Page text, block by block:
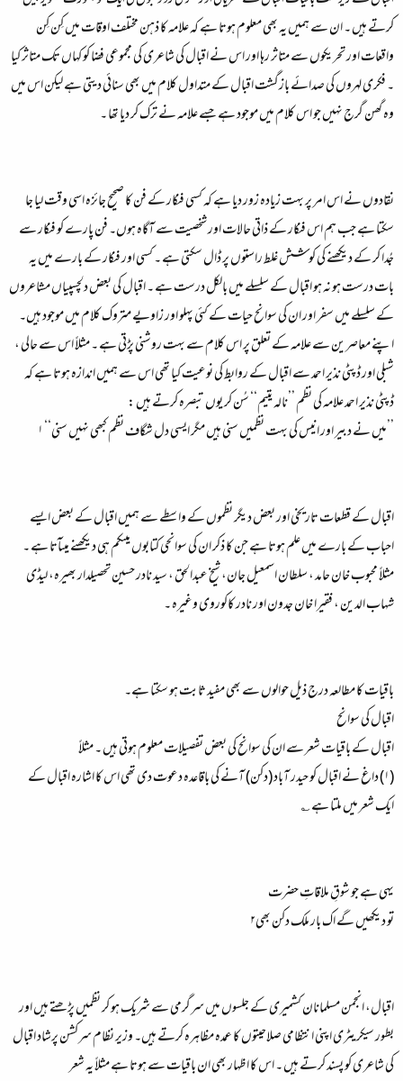
کرتے ہیں ۔ ان سے ہمیں یہ بھی معلوم ہوتا ہے کہ علامہ کا ذہن مختلف اوقات میں کِن کِن
واقعات اور تحریکوں سے متاثر رہا اور اس نے اقبال کی شاعری کی مجموعی فضا کو کہاں تک متاثر کیا
۔ فکری لہروں کی صدائے بازگشت اقبال کے متداول کلام میں بھی سنائی دیتی ہے لیکن اس میں
وہ گھن گرج نہیں جو اس کلام میں موجود ہے جسے علامہ نے ترک کر دیا تھا ۔
نقادوں نے اس امر پر بہت زیادہ زور دیا ہے کہ کسی فنکار کے فن کا صحیح جائزہ اسی وقت لیا جا
سکتا ہے جب ہم اس فنکار کے ذاتی حالات اور شخصیت سے آگاہ ہوں۔ فن پارے کو فنکار سے
جُدا کر کے دیکھنے کی کوشش غلط راستوں پر ڈال سکتی ہے ۔ کسی اور فنکار کے بارے میں یہ
بات درست ہو نہ ہو اقبال کے سلسلے میں بالکل درست ہے ۔ اقبال کی بعض دلچسپیاں مشاعروں
کے سلسلے میں سفر اور ان کی سوانح حیات کے کئی پہلو اور زاویے متروک کلام میں موجود ہیں۔
اپنے معاصرین سے علامہ کے تعلق پر اس کلام سے بہت روشنی پڑتی ہے ۔ مثلاً اس سے حالی ،
شبلی اور ڈپٹی نذیر احمد سے اقبال کے روابط کی نوعیت کیا تھی اس سے ہمیں اندازہ ہوتا ہے کہ
ڈپٹی نذیر احمد علامہ کی نظم ’’نالہ یتیم‘‘ سُن کر یوں تبصرہ کرتے ہیں :
’’میں نے دبیر اور انیس کی بہت نظمیں سنی ہیں مگر ایسی دل شگاف نظم کبھی نہیں سنی‘‘ ۱
اقبال کے قطعات تاریخی اور بعض دیگر نظموں کے واسطے سے ہمیں اقبال کے بعض ایسے
احباب کے بارے میں علم ہوتا ہے جن کا ذکر ان کی سوانحی کتابوں میںکم ہی دیکھنے میںآتا ہے ۔
مثلاً محبوب خان حامد ، سلطان اسمعیل جان، شیخ عبدالحق ، سید نادر حسین تحصیلدار بھیرہ، لیڈی
شہاب الدین ، فقیرا خان جدون اور نادر کاکوروی وغیرہ ۔
باقیات کا مطالعہ درج ذیل حوالوں سے بھی مفید ثابت ہو سکتا ہے۔
اقبال کی سوانح
اقبال کے باقیات شعر سے ان کی سوانح کی بعض تفصیلات معلوم ہوتی ہیں ۔ مثلاً
(۱) داغ نے اقبال کو حیدر آباد (دکن) آنے کی باقاعدہ دعوت دی تھی اس کا اشارہ اقبال کے
ایک شعر میں ملتا ہے ؎
یہی ہے جو شوقِ ملاقاتِ حضرت
تو دیکھیں گے اک بار ملک دکن بھی۲
اقبال، انجمن مسلمانان کشمیری کے جلسوں میں سرگرمی سے شریک ہو کر نظمیں پڑھتے ہیں اور
بطور سیکریٹری اپنی انتظامی صلاحیتوں کا عمدہ مظاہرہ کرتے ہیں۔ وزیر نظام سرکشن پرشاد اقبال
کی شاعری کو پسند کرتے ہیں ۔ اس کا اظہار بھی ان باقیات سے ہوتا ہے مثلاً یہ شعر